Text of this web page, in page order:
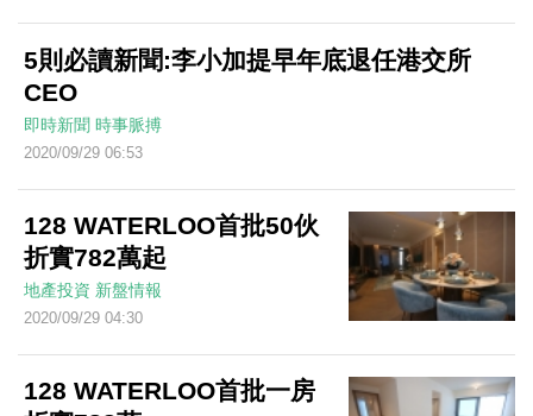
5則必讀新聞:李小加提早年底退任港交所
CEO
即時新聞 時事脈搏
2020/09/29 06:53
128 WATERLOO首批50伙
折實782萬起
地產投資 新盤情報
2020/09/29 04:30
128 WATERLOO首批一房